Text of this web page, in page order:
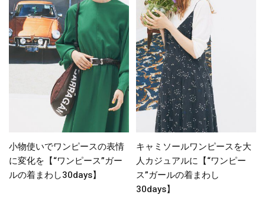
小物使いでワンピースの表情
に変化を【“ワンピース”ガー
ルの着まわし30days】
キャミソールワンピースを大
人カジュアルに【“ワンピー
ス”ガールの着まわし
30days】